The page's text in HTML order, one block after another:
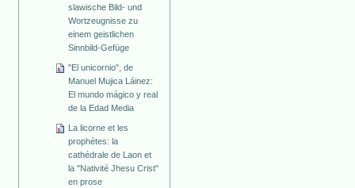
slawische Bild- und
Wortzeugnisse zu
einem geistlichen
Sinnbild-Gefüge
"El unicornio", de
Manuel Mujica Láinez:
El mundo mágico y real
de la Edad Media
La licorne et les
prophètes: la
cathédrale de Laon et
la "Nativité Jhesu Crist"
en prose